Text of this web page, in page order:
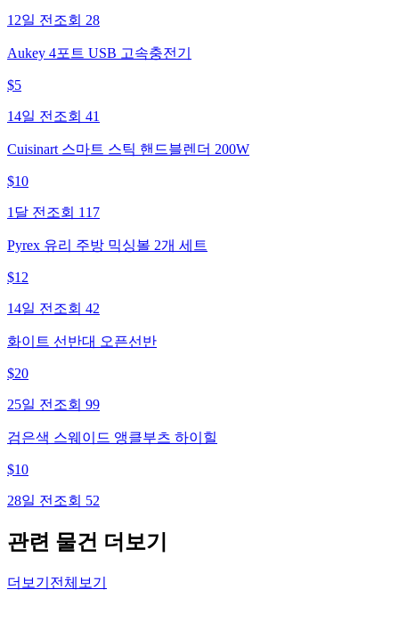
12일 전 조회 28
Aukey 4포트 USB 고속충전기
$5
14일 전 조회 41
Cuisinart 스마트 스틱 핸드블렌더 200W
$10
1달 전 조회 117
Pyrex 유리 주방 믹싱볼 2개 세트
$12
14일 전 조회 42
화이트 선반대 오픈선반
$20
25일 전 조회 99
검은색 스웨이드 앵클부츠 하이힐
$10
28일 전 조회 52
관련 물건 더보기
더보기 전체보기